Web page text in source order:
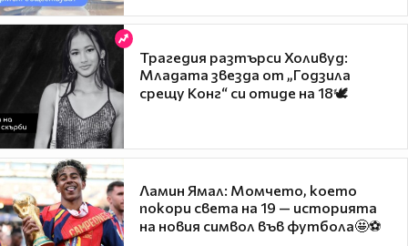
Трагедия разтърси Холивуд:
Младата звезда от „Годзила
срещу Конг“ си отиде на 18🕊️
Ламин Ямал: Момчето, което
покори света на 19 — историята
на новия символ във футбола🤩⚽